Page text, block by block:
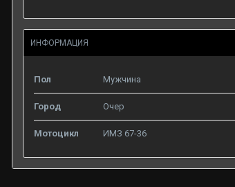
ИНФОРМАЦИЯ
Пол Мужчина
Город Очер
Мотоцикл ИМЗ 67-36